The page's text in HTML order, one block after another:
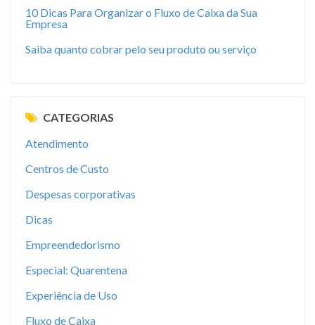
10 Dicas Para Organizar o Fluxo de Caixa da Sua
Empresa
Saiba quanto cobrar pelo seu produto ou serviço
CATEGORIAS
Atendimento
Centros de Custo
Despesas corporativas
Dicas
Empreendedorismo
Especial: Quarentena
Experiência de Uso
Fluxo de Caixa